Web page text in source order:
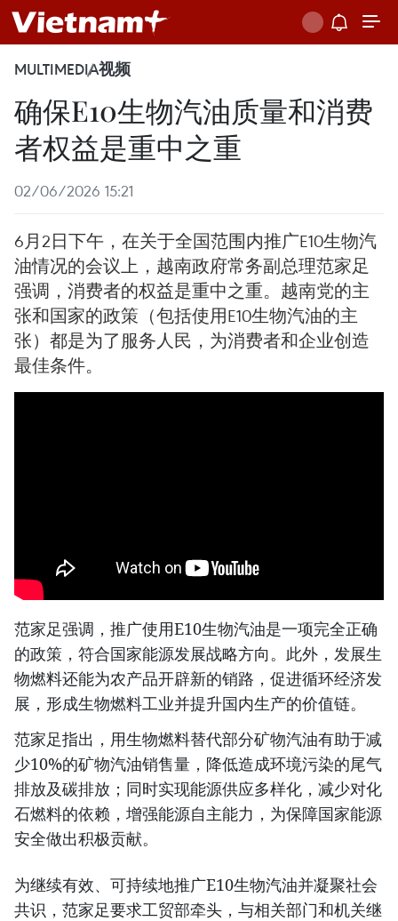
MULTIMEDIA视频
确保E10生物汽油质量和消费
者权益是重中之重
02/06/2026 15:21
6月2日下午，在关于全国范围内推广E10生物汽
油情况的会议上，越南政府常务副总理范家足
强调，消费者的权益是重中之重。越南党的主
张和国家的政策（包括使用E10生物汽油的主
张）都是为了服务人民，为消费者和企业创造
最佳条件。
范家足强调，推广使用E10生物汽油是一项完全正确
的政策，符合国家能源发展战略方向。此外，发展生
物燃料还能为农产品开辟新的销路，促进循环经济发
展，形成生物燃料工业并提升国内生产的价值链。
范家足指出，用生物燃料替代部分矿物汽油有助于减
少10%的矿物汽油销售量，降低造成环境污染的尾气
排放及碳排放；同时实现能源供应多样化，减少对化
石燃料的依赖，增强能源自主能力，为保障国家能源
安全做出积极贡献。
为继续有效、可持续地推广E10生物汽油并凝聚社会
共识，范家足要求工贸部牵头，与相关部门和机关继